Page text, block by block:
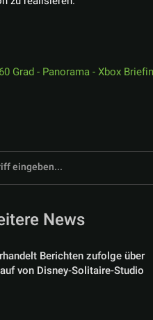
eingeben...
News
Berichten zufolge über
von Disney-Solitaire-Studio